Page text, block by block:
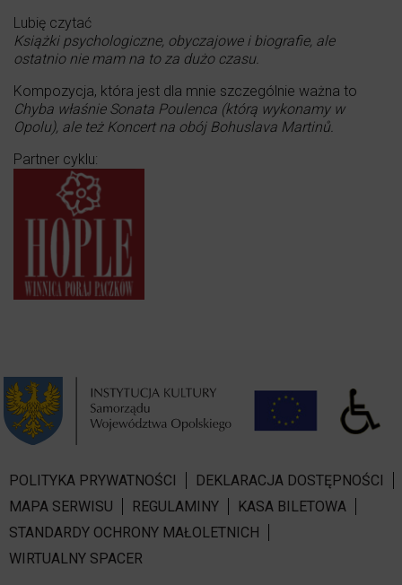
Lubię czytać
Książki psychologiczne, obyczajowe i biografie, ale
ostatnio nie mam na to za dużo czasu.
Kompozycja, która jest dla mnie szczególnie ważna to
Chyba właśnie Sonata Poulenca (którą wykonamy w
Opolu), ale też Koncert na obój Bohuslava Martinů.
Partner cyklu:
POLITYKA PRYWATNOŚCI
DEKLARACJA DOSTĘPNOŚCI
MAPA SERWISU
REGULAMINY
KASA BILETOWA
STANDARDY OCHRONY MAŁOLETNICH
WIRTUALNY SPACER